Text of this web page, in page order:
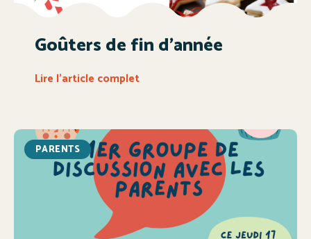
Goûters de fin d’année
Lire l'article complet
PARENTS